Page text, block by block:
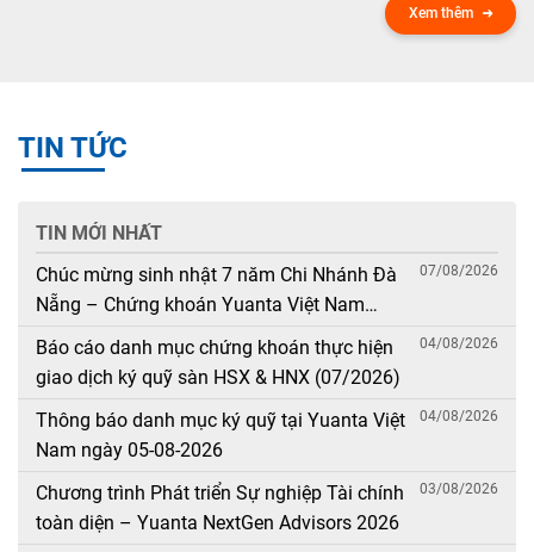
Xem thêm
TIN TỨC
TIN MỚI NHẤT
Chúc mừng sinh nhật 7 năm Chi Nhánh Đà
Nẵng – Chứng khoán Yuanta Việt Nam
(08/08/2019 – 08/08/2026)
07/08/2026
Báo cáo danh mục chứng khoán thực hiện
giao dịch ký quỹ sàn HSX & HNX (07/2026)
04/08/2026
Thông báo danh mục ký quỹ tại Yuanta Việt
Nam ngày 05-08-2026
04/08/2026
Chương trình Phát triển Sự nghiệp Tài chính
toàn diện – Yuanta NextGen Advisors 2026
03/08/2026